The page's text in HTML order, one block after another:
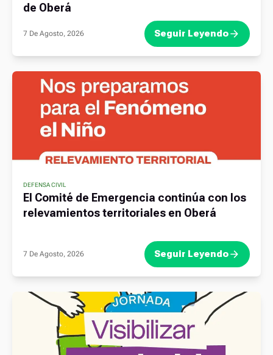
de Oberá
7 De Agosto, 2026 Seguir Leyendo
DEFENSA CIVIL
El Comité de Emergencia continúa con los
relevamientos territoriales en Oberá
7 De Agosto, 2026 Seguir Leyendo